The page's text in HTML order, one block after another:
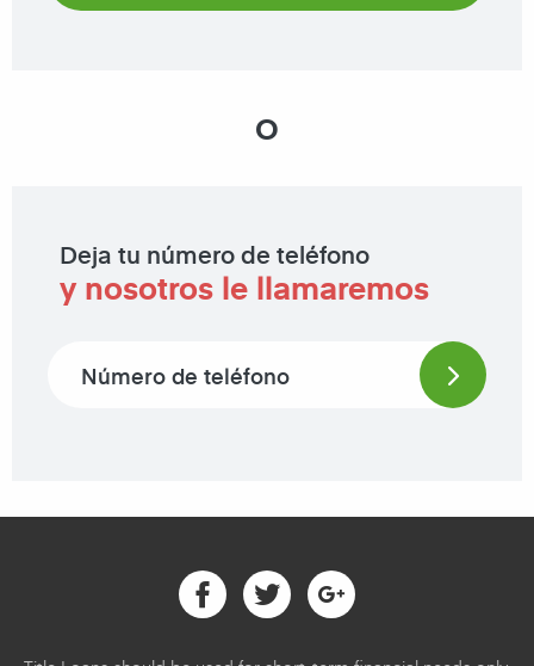
O
Deja tu número de teléfono
y nosotros le llamaremos
Facebook
TwitterGoogle